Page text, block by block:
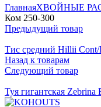
ГлавнаяХВОЙНЫЕ
Ком 250-300
Предыдущий товар
Тис средний Hillii
Назад к товарам
Следующий товар
Туя гигантская